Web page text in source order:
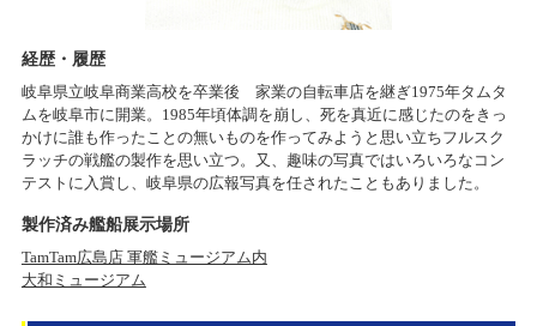
経歴・履歴
岐阜県立岐阜商業高校を卒業後 家業の自転車店を継ぎ1975年タムタ
ムを岐阜市に開業。1985年頃体調を崩し、死を真近に感じたのをきっ
かけに誰も作ったことの無いものを作ってみようと思い立ちフルスク
ラッチの戦艦の製作を思い立つ。又、趣味の写真ではいろいろなコン
テストに入賞し、岐阜県の広報写真を任されたこともありました。
製作済み艦船展示場所
TamTam広島店 軍艦ミュージアム内
大和ミュージアム